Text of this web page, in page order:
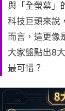
與「全螢幕」
科技巨頭來說
而言，這更像
大家盤點出8
最可惜？